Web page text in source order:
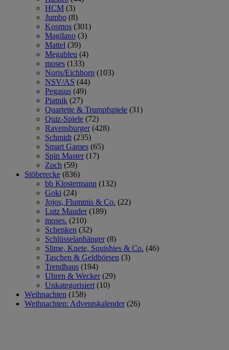
HCM (3)
Jumbo (8)
Kosmos (301)
Magilano (3)
Mattel (39)
Megableu (4)
moses (133)
Noris/Eichhorn (103)
NSV/AS (44)
Pegasus (49)
Piatnik (27)
Quartette & Trumpfspiele (31)
Quiz-Spiele (72)
Ravensburger (428)
Schmidt (235)
Smart Games (65)
Spin Master (17)
Zoch (59)
Stöberecke (836)
bb Klostermann (132)
Goki (24)
Jojos, Flummis & Co. (22)
Lutz Mauder (189)
moses. (210)
Schenken (32)
Schlüsselanhänger (8)
Slime, Knete, Squishies & Co. (46)
Taschen & Geldbörsen (3)
Trendhaus (194)
Uhren & Wecker (29)
Unkategorisiert (10)
Weihnachten (158)
Weihnachten: Adventskalender (26)